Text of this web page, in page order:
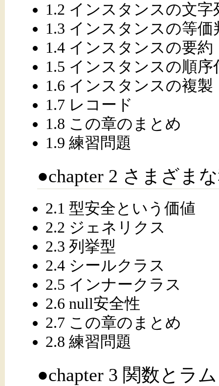
1.2 インスタンスの文字
1.3 インスタンスの等価
1.4 インスタンスの要約
1.5 インスタンスの順序
1.6 インスタンスの複製
1.7 レコード
1.8 この章のまとめ
1.9 練習問題
●chapter 2 さまざま
2.1 型安全という価値
2.2 ジェネリクス
2.3 列挙型
2.4 シールクラス
2.5 インナークラス
2.6 null安全性
2.7 この章のまとめ
2.8 練習問題
●chapter 3 関数とラ